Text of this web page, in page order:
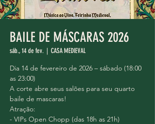
BAILE DE MÁSCARAS 2026
sáb., 14 de fev.
  |
CASA MEDIEVAL
Dia 14 de fevereiro de 2026 – sábado (18:00
as 23:00)
A corte abre seus salões para seu quarto
baile de mascaras!
Atração:
- VIPs Open Chopp (das 18h as 21h)